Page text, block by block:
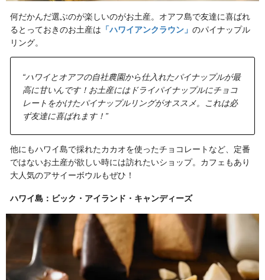
何だかんだ選ぶのが楽しいのがお土産。オアフ島で友達に喜ばれ
るとっておきのお土産は 「ハワイアンクラウン」 のパイナップル
リング。
“ハワイとオアフの自社農園から仕入れたパイナップルが最
高に甘いんです！お土産にはドライパイナップルにチョコ
レートをかけたパイナップルリングがオススメ。これは必
ず友達に喜ばれます！”
他にもハワイ島で採れたカカオを使ったチョコレートなど、定番
ではないお土産が欲しい時には訪れたいショップ。カフェもあり
大人気のアサイーボウルもぜひ！
ハワイ島：ビック・アイランド・キャンディーズ